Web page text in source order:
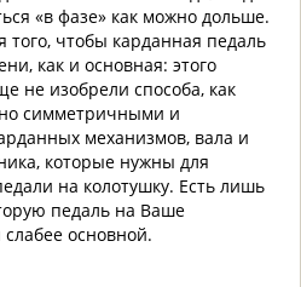
«в фазе» как можно дольше.
того, чтобы карданная педаль
как и основная: этого
не изобрели способа, как
симметричными и
механизмов, вала и
которые нужны для
на колотушку. Есть лишь
педаль на Ваше
основной.